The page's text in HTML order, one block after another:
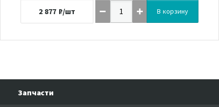
2 877 ₽/шт В корзину
Запчасти